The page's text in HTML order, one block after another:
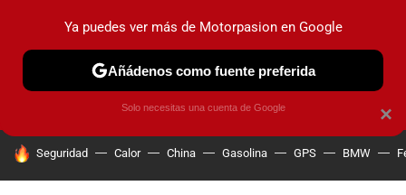
PRUEBAS COCHES ELÉCTRICOS OBSERVATORIO
HOY SE HABLA DE
Seguridad Calor China Gasolina GPS BMW
×
Ya puedes ver más de Motorpasion en Google
Añádenos como fuente preferida
Solo necesitas una cuenta de Google